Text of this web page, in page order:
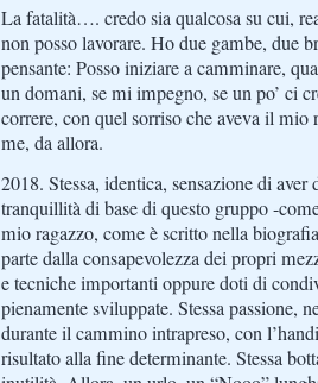
La fatalità…. credo sia qualcosa su cui,
non posso lavorare. Ho due gambe, due
pensante: Posso iniziare a camminare,
un domani, se mi impegno, se un po’ ci
correre, con quel sorriso che aveva il mio
me, da allora.
2018. Stessa, identica, sensazione di
tranquillità di base di questo gruppo -
mio ragazzo, come è scritto nella
parte dalla consapevolezza dei propri
e tecniche importanti oppure doti di
pienamente sviluppate. Stessa passione,
durante il cammino intrapreso, con
risultato alla fine determinante. Stessa